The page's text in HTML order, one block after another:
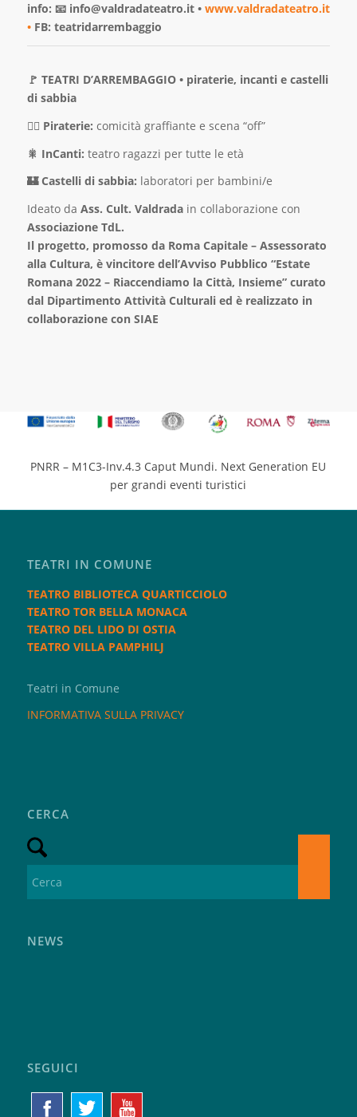
info: 📧 info@valdradateatro.it • www.valdradateatro.it
• FB: teatridarrembaggio
🚩 TEATRI D’ARREMBAGGIO • piraterie, incanti e castelli
di sabbia
🏴‍☠ Piraterie: comicità graffiante e scena “off”
🎇 InCanti: teatro ragazzi per tutte le età
🏰 Castelli di sabbia: laboratori per bambini/e
Ideato da Ass. Cult. Valdrada in collaborazione con
Associazione TdL.
Il progetto, promosso da Roma Capitale – Assessorato
alla Cultura, è vincitore dell’Avviso Pubblico “Estate
Romana 2022 – Riaccendiamo la Città, Insieme” curato
dal Dipartimento Attività Culturali ed è realizzato in
collaborazione con SIAE
PNRR – M1C3-Inv.4.3 Caput Mundi. Next Generation EU
per grandi eventi turistici
TEATRI IN COMUNE
TEATRO BIBLIOTECA QUARTICCIOLO
TEATRO TOR BELLA MONACA
TEATRO DEL LIDO DI OSTIA
TEATRO VILLA PAMPHILJ
Teatri in Comune
INFORMATIVA SULLA PRIVACY
CERCA
NEWS
SEGUICI